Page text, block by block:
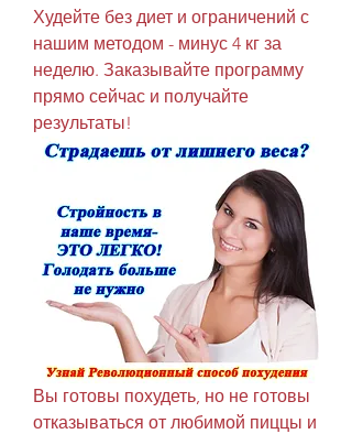
Худейте без диет и ограничений с
нашим методом - минус 4 кг за
неделю. Заказывайте программу
прямо сейчас и получайте
результаты!
Вы готовы похудеть, но не готовы
отказываться от любимой пиццы и